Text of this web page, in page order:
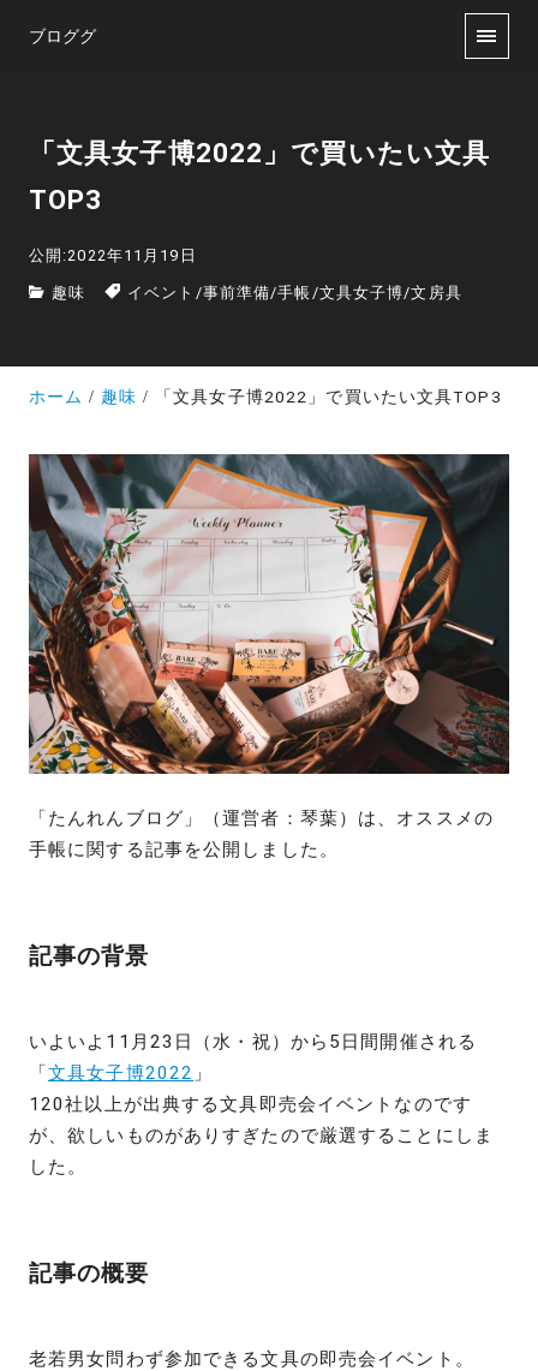
ブロググ
「文具女子博2022」で買いたい文具
TOP3
公開:2022年11月19日
趣味 イベント /事前準備/手帳 /文具女子博/文房具
ホーム 趣味 「文具女子博2022」で買いたい文具TOP3
「たんれんブログ」（運営者：琴葉）は、オススメの
手帳に関する記事を公開しました。
記事の背景
いよいよ11月23日（水・祝）から5日間開催される
「文具女子博2022 」
120社以上が出典する文具即売会イベントなのです
が、欲しいものがありすぎたので厳選することにしま
した。
記事の概要
老若男女問わず参加できる文具の即売会イベント。